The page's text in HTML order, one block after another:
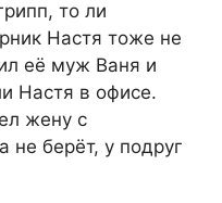
то ли
Настя тоже не
её муж Ваня и
Настя в офисе.
жену с
не берёт, у подруг